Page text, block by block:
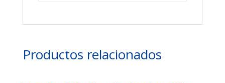
Productos relacionados